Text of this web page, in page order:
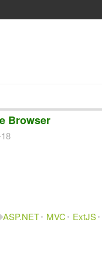
Browser
ASP.NET
MVC ExtJS